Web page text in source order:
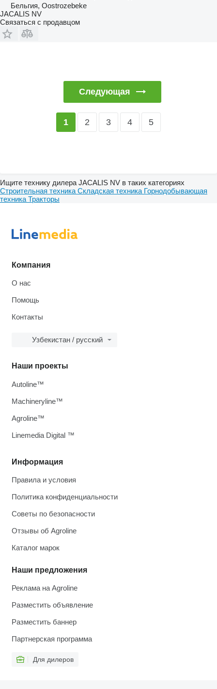
Бельгия, Oostrozebeke
JACALIS NV
Связаться с продавцом
Следующая
1 2 3 4 5
Ищите технику дилера JACALIS NV в таких категориях
Строительная техника Складская техника Горнодобывающая
техника Тракторы
Компания
О нас
Помощь
Контакты
Узбекистан / русский
Информация
Правила и условия
Политика конфиденциальности
Советы по безопасности
Отзывы об Agroline
Каталог марок
Наши предложения
Реклама на Agroline
Разместить объявление
Разместить баннер
Партнерская программа
Для дилеров
Наши проекты
Autoline™
Machineryline™
Agroline™
Linemedia Digital ™